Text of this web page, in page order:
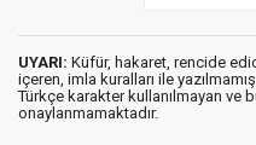
UYARI: Küfür, hakaret, rencide
içeren, imla kuralları ile
Türkçe karakter kullanılmayan ve
onaylanmamaktadır.